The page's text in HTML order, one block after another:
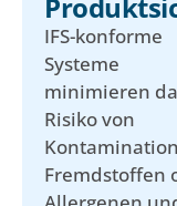
IFS-konforme
Systeme
minimieren
Risiko von
Fremdstoffen